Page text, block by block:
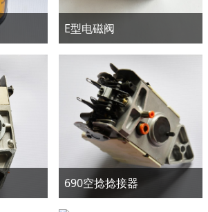
E型电磁阀
690空捻捻接器